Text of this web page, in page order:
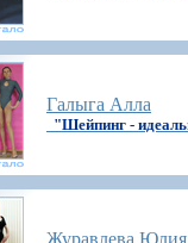
Галыга Алла
"Шейпинг -
Журавлева Юлия